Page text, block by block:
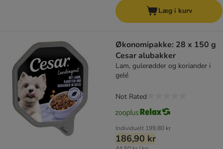
Læg i kurv
Økonomipakke: 28 x 150 g
Cesar alubakker
Lam, gulerødder og koriander i
gelé
Individuelt 199,80 kr
186,90 kr
Not Rated